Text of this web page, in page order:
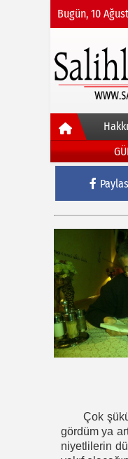
Bugün, 10
Paylas
Çok şükür
gördüm ya
niyetlilerin